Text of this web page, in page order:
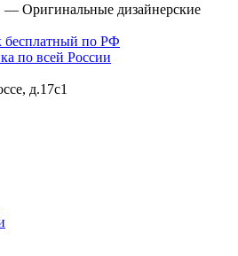
Оригинальные дизайнерские
бесплатный по РФ
по всей России
д.17c1